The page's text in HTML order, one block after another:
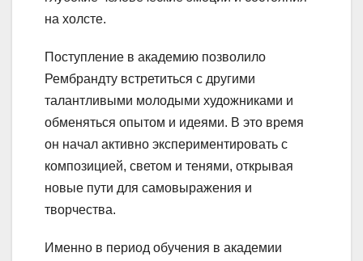
на холсте.
Поступление в академию позволило
Рембрандту встретиться с другими
талантливыми молодыми художниками и
обменяться опытом и идеями. В это время
он начал активно экспериментировать с
композицией, светом и тенями, открывая
новые пути для самовыражения и
творчества.
Именно в период обучения в академии